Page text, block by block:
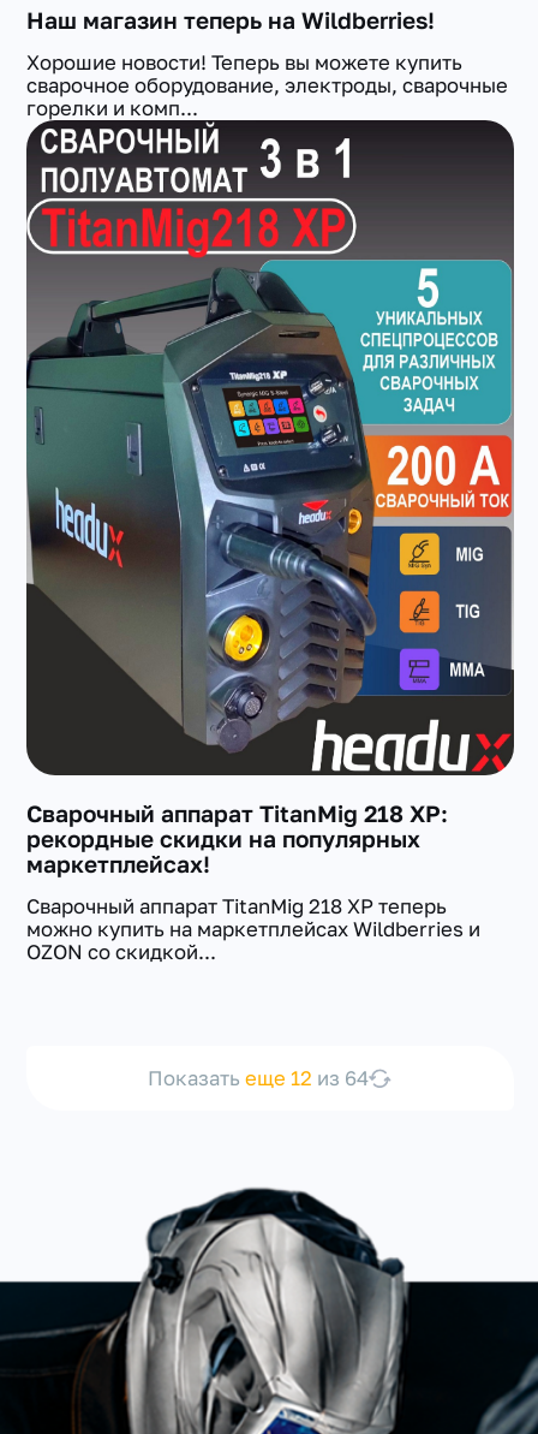
Наш магазин теперь на Wildberries!
Хорошие новости! Теперь вы можете купить
сварочное оборудование, электроды, сварочные
горелки и комп...
Сварочный аппарат TitanMig 218 XP:
рекордные скидки на популярных
маркетплейсах!
Сварочный аппарат TitanMig 218 XP теперь
можно купить на маркетплейсах Wildberries и
OZON со скидкой...
Показатьеще 12 из 64